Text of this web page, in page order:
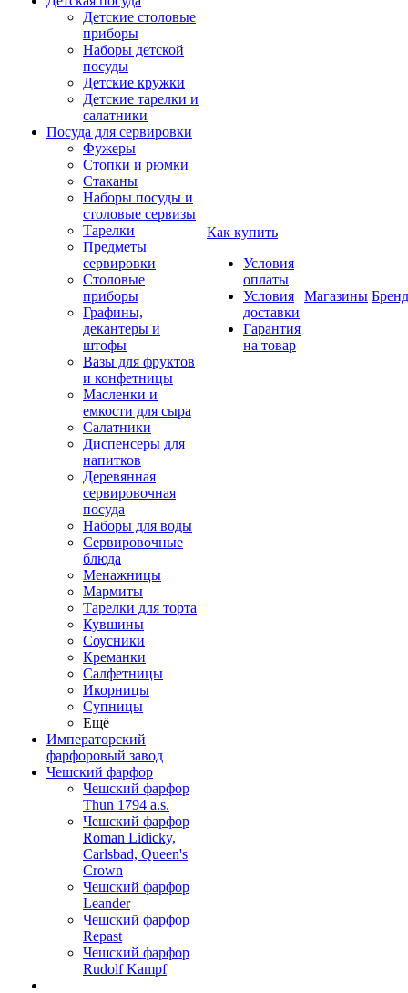
Детские столовые
приборы
Наборы детской
посуды
Детские кружки
Детские тарелки и
салатники
Посуда для сервировки
Фужеры
Стопки и рюмки
Стаканы
Наборы посуды и
столовые сервизы
Тарелки
Предметы
сервировки
Столовые
приборы
Графины,
декантеры и
штофы
Вазы для фруктов
и конфетницы
Масленки и
емкости для сыра
Салатники
Диспенсеры для
напитков
Деревянная
сервировочная
посуда
Наборы для воды
Сервировочные
блюда
Менажницы
Мармиты
Тарелки для торта
Кувшины
Соусники
Креманки
Салфетницы
Икорницы
Супницы
Ещё
Императорский
фарфоровый завод
Чешский фарфор
Чешский фарфор
Thun 1794 a.s.
Чешский фарфор
Roman Lidicky,
Carlsbad, Queen's
Crown
Чешский фарфор
Leander
Чешский фарфор
Repast
Чешский фарфор
Rudolf Kampf
Как купить
Условия
оплаты
Условия
доставки
Гарантия
на товар
Магазины